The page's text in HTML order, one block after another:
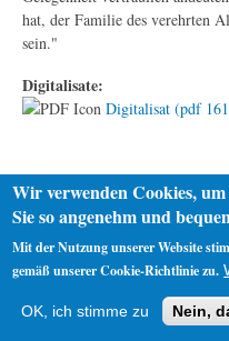
hat, der Familie des verehrten
sein."
Digitalisate:
Digitalisat (pdf
Wir verwenden Cookies,
Sie so angenehm und
Mit der Nutzung unserer Website
gemäß unserer Cookie-Richtlinie zu.
OK, ich stimme zu Nein,